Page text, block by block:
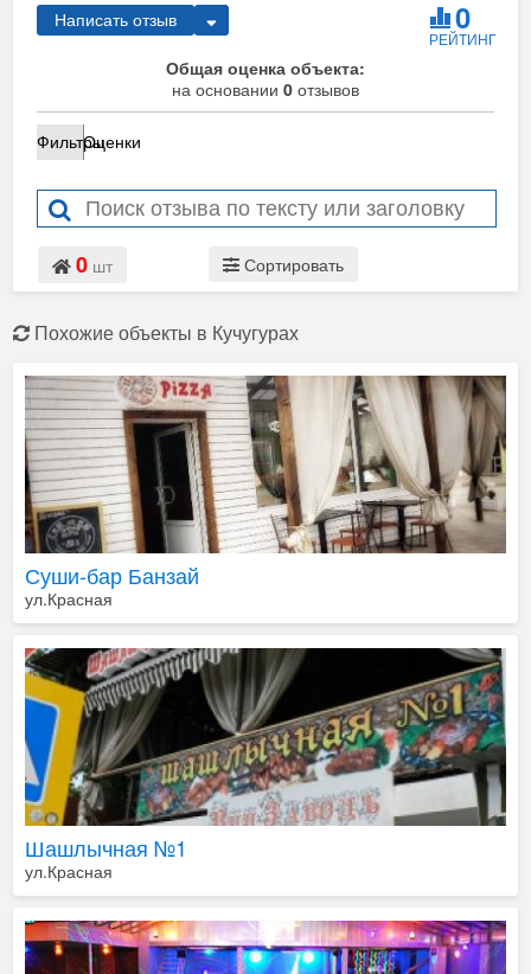
Написать отзыв 0
РЕЙТИНГ
Общая оценка объекта:
на основании 0 отзывов
ФильтрыОценки
0 шт Сортировать
Похожие объекты в Кучугурах
Суши-бар Банзай
ул.Красная
Шашлычная №1
ул.Красная